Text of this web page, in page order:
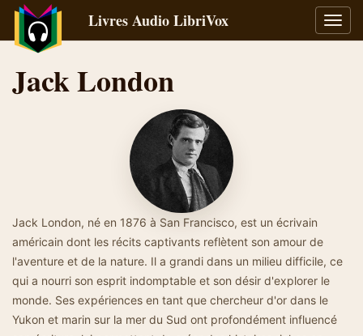
la
Livres Audio LibriVox
Jack London
Jack London, né en 1876 à San Francisco, est un écrivain
américain dont les récits captivants reflètent son amour de
l'aventure et de la nature. Il a grandi dans un milieu difficile, ce
qui a nourri son esprit indomptable et son désir d'explorer le
monde. Ses expériences en tant que chercheur d'or dans le
Yukon et marin sur la mer du Sud ont profondément influencé